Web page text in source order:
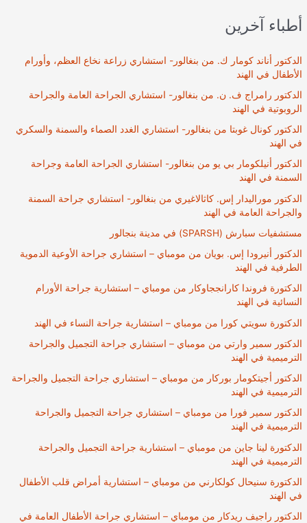
أطباء آخرين
الدكتور أناند كومار ك. من بنغالور- استشاري زراعة نخاع العظم، وأورام
الأطفال في الهند
الدكتور رامراج ف. ن. من بنغالور- استشاري الجراحة العامة والجراحة
الروبوتية في الهند
الدكتور كونال غوبتا من بنغالور- استشاري الغدد الصماء والسمنة والسكري
في الهند
الدكتور أنيلكومار بي يو من بنغالور- استشاري الجراحة العامة وجراحة
السمنة في الهند
الدكتور موراليدار إس. كاثالاغيري من بنغالور- استشاري جراحة السمنة
والجراحة العامة في الهند
مستشفيات سبارش (SPARSH) في مدينة بنجالور
الدكتور أنيرودا إس. بويان من مومباي – استشاري جراحة الأوعية الدموية
الطرفية في الهند
الدكتورة فروندا كارانججاوكار من مومباي – استشارية جراحة الأورام
النسائية في الهند
الدكتورة سويتي كورا من مومباي – استشارية جراحة النساء في الهند
الدكتور سمير وارتي من مومباي – استشاري جراحة التجميل والجراحة
الترميمية في الهند
الدكتور أجيتكومار بوركار من مومباي – استشاري جراحة التجميل والجراحة
الترميمية في الهند
الدكتور سمير فورا من مومباي – استشاري جراحة التجميل والجراحة
الترميمية في الهند
الدكتورة لينا جاين من مومباي – استشارية جراحة التجميل والجراحة
الترميمية في الهند
الدكتورة سنيحال كولكارني من مومباي – استشارية أمراض قلب الأطفال
في الهند
الدكتور راجيف ريدكار من مومباي – استشاري جراحة الأطفال العامة في